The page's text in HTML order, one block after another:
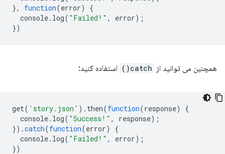
},
function(error)
{
console. log( "Failed!" , error);
})
همچنین می توانید از catch() استفاده کنید:
get( 'story.json' ). then(function(response)
{
console. log( "Success!" , response);
}).catch(function(error)
{
console. log( "Failed!" , error);
})